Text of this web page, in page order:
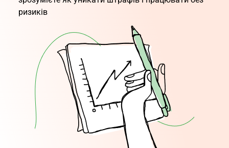
ризиків